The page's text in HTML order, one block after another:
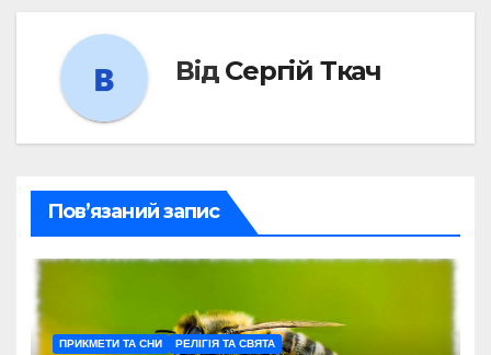
Від Сергій Ткач
Пов’язаний запис
ПРИКМЕТИ ТА СНИ РЕЛІГІЯ ТА СВЯТА